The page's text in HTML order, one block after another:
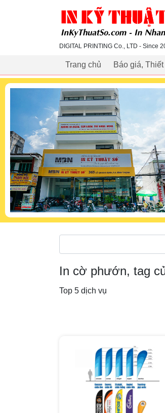
inkythuatso.com
DIGITAL PRINTING Co., LTD - Since
Trang chủ Báo giá, Thiết
In cờ phướn, tag
Top 5 dịch vụ